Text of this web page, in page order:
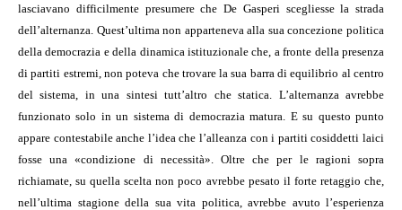
lasciavano difficilmente presumere che De Gasperi scegliesse la strada
dell’alternanza. Quest’ultima non apparteneva alla sua concezione politica
della democrazia e della dinamica istituzionale che, a fronte della presenza
di partiti estremi, non poteva che trovare la sua barra di equilibrio al centro
del sistema, in una sintesi tutt’altro che statica. L’alternanza avrebbe
funzionato solo in un sistema di democrazia matura. E su questo punto
appare contestabile anche l’idea che l’alleanza con i partiti cosiddetti laici
fosse una «condizione di necessità». Oltre che per le ragioni sopra
richiamate, su quella scelta non poco avrebbe pesato il forte retaggio che,
nell’ultima stagione della sua vita politica, avrebbe avuto l’esperienza